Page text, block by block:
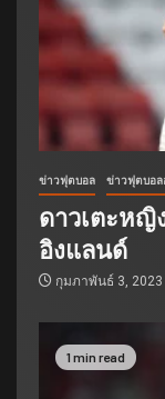
ข่าวฟุตบอล ข่าวฟุตบอล
ดาวเตะหญิ
อิงแลนด์
กุมภาพันธ์ 3, 2023
1 min read